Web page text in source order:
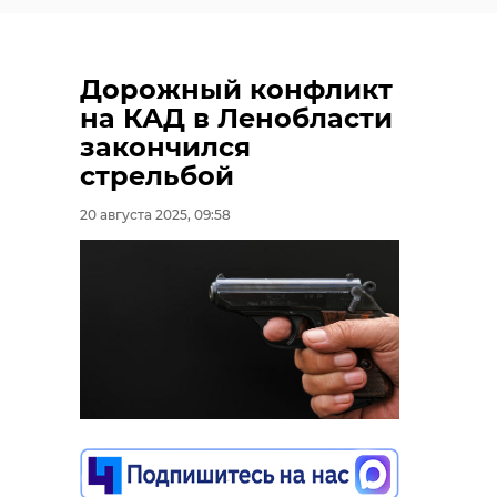
Дорожный конфликт
на КАД в Ленобласти
закончился
стрельбой
20 августа 2025, 09:58